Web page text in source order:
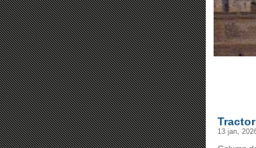
Tractor
13 jan,